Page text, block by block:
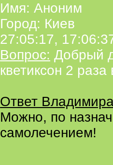
Имя: Аноним
Город: Киев
27:05:17,
Вопрос: Добрый
кветиксон 2 раза
Ответ
Можно, по
самолечением!